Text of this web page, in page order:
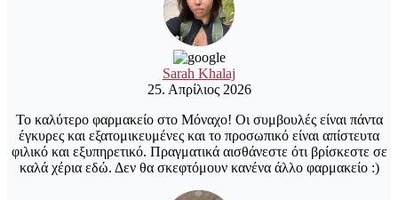
Sarah Khalaj
25. Απρίλιος 2026
Το καλύτερο φαρμακείο στο Μόναχο! Οι συμβουλές είναι πάντα
έγκυρες και εξατομικευμένες και το προσωπικό είναι απίστευτα
φιλικό και εξυπηρετικό. Πραγματικά αισθάνεστε ότι βρίσκεστε σε
καλά χέρια εδώ. Δεν θα σκεφτόμουν κανένα άλλο φαρμακείο :)